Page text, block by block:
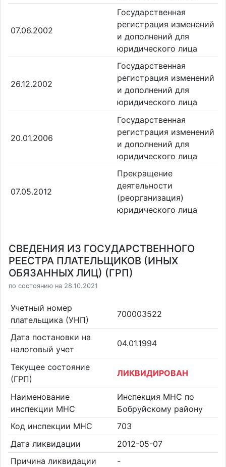
07.06.2002
Государственная
регистрация изменений
и дополнений для
юридического лица
26.12.2002
Государственная
регистрация изменений
и дополнений для
юридического лица
20.01.2006
Государственная
регистрация изменений
и дополнений для
юридического лица
07.05.2012
Прекращение
деятельности
(реорганизация)
юридического лица
СВЕДЕНИЯ ИЗ ГОСУДАРСТВЕННОГО
РЕЕСТРА ПЛАТЕЛЬЩИКОВ (ИНЫХ
ОБЯЗАННЫХ ЛИЦ) (ГРП)
по состоянию на 28.10.2021
Учетный номер
плательщика (УНП)
700003522
Дата постановки на
налоговый учет
04.01.1994
Текущее состояние
(ГРП)
ЛИКВИДИРОВАН
Наименование
инспекции МНС
Инспекция МНС по
Бобруйскому району
Код инспекции МНС
703
Дата ликвидации
2012-05-07
Причина ликвидации
-